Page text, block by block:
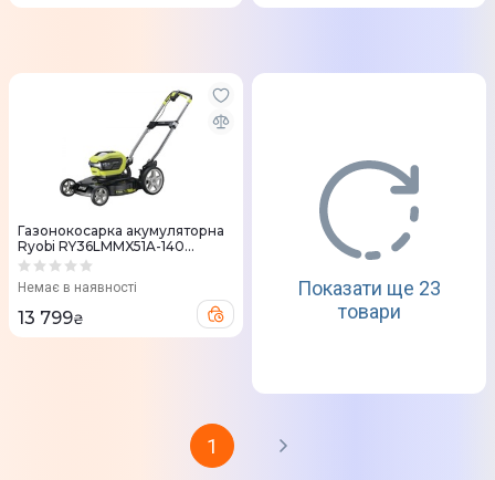
Газонокосарка акумуляторна
Ryobi RY36LMMX51A-140
5133004591
Немає в наявності
13 799₴
Показати ще 23
товари
1